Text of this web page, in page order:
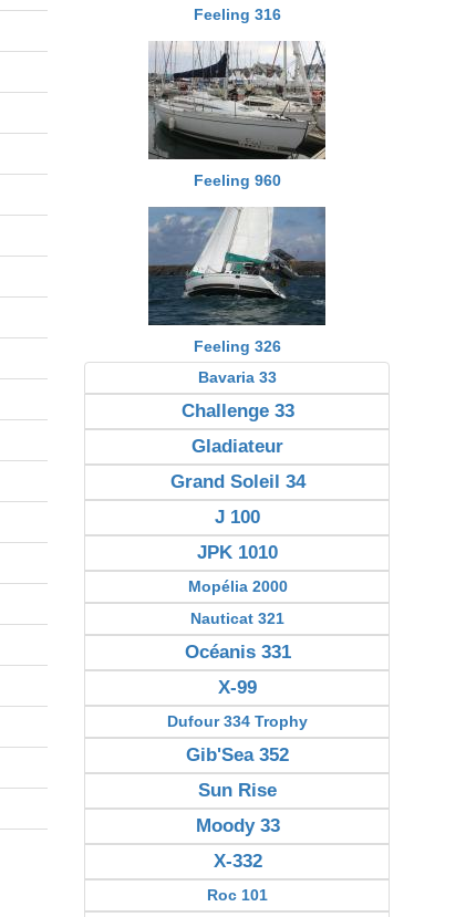
Feeling 316
Feeling 960
Feeling 326
Bavaria 33
Challenge 33
Gladiateur
Grand Soleil 34
J 100
JPK 1010
Mopélia 2000
Nauticat 321
Océanis 331
X-99
Dufour 334 Trophy
Gib'Sea 352
Sun Rise
Moody 33
X-332
Roc 101